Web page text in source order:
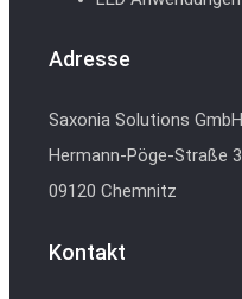
Adresse
Saxonia Solutions GmbH
Hermann-Pöge-Straße 3
09120 Chemnitz
Kontakt